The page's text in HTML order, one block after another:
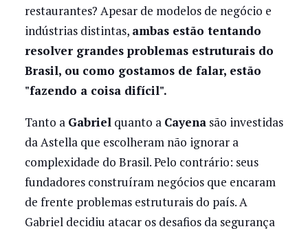
restaurantes? Apesar de modelos de negócio e
indústrias distintas, ambas estão tentando
resolver grandes problemas estruturais do
Brasil, ou como gostamos de falar, estão
"fazendo a coisa difícil".
Tanto a Gabrielquanto a Cayenasão investidas
da Astella que escolheram não ignorar a
complexidade do Brasil. Pelo contrário: seus
fundadores construíram negócios que encaram
de frente problemas estruturais do país. A
Gabriel decidiu atacar os desafios da segurança